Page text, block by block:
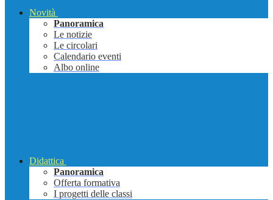
Novità
Panoramica
Le notizie
Le circolari
Calendario eventi
Albo online
Didattica
Panoramica
Offerta formativa
I progetti delle classi